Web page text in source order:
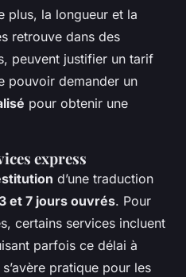
plus, la longueur et la
retrouve dans des
peuvent justifier un tarif
pouvoir demander un
pour obtenir une
express
d’une traduction
3 et 7 jours ouvrés. Pour
certains services incluent
parfois ce délai à
pratique pour les